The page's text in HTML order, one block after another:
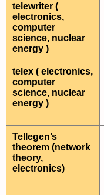
telewriter (
electronics,
computer
science, nuclear
energy )
telex ( electronics,
computer
science, nuclear
energy )
Tellegen’s
theorem (network
theory,
electronics)